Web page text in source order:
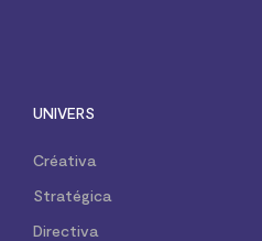
UNIVERS
Créativa
Stratégica
Directiva